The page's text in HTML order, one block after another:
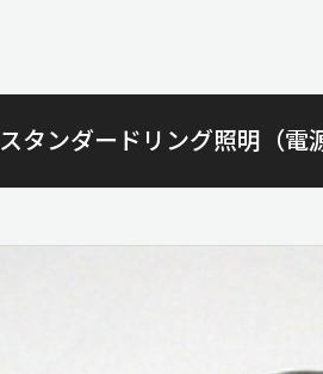
スタンダードリング照明（電